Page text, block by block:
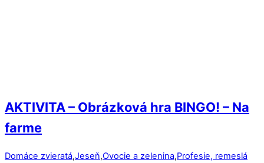
AKTIVITA – Obrázková hra BINGO! – Na
farme
Domáce zvieratá,Jeseň,Ovocie a zelenina,Profesie, remeslá